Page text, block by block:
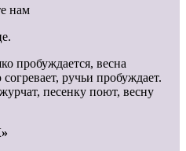
нам
пробуждается, весна
ручьи пробуждает.
песенку поют, весну